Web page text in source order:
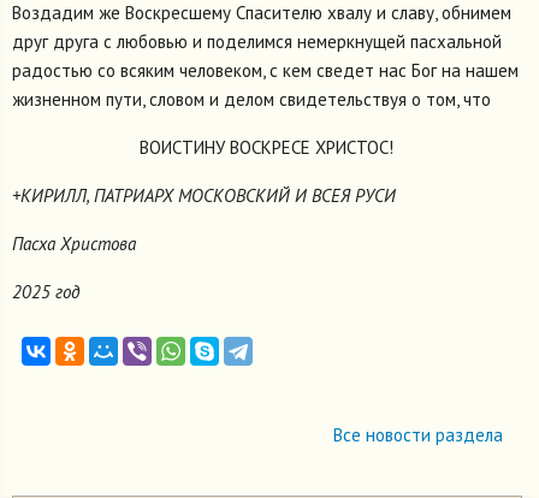
Воздадим же Воскресшему Спасителю хвалу и славу, обнимем
друг друга с любовью и поделимся немеркнущей пасхальной
радостью со всяким человеком, с кем сведет нас Бог на нашем
жизненном пути, словом и делом свидетельствуя о том, что
ВОИСТИНУ ВОСКРЕСЕ ХРИСТОС!
+КИРИЛЛ, ПАТРИАРХ МОСКОВСКИЙ И ВСЕЯ РУСИ
Пасха Христова
2025 год
Все новости раздела